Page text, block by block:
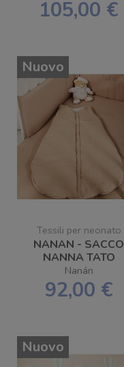
LEGNO PER COMÒ
105,00 €
Nuovo
Tessili per neonato
NANAN - SACCO
NANNA TATO
ESTIVO TOG 1 0-6
MESI
Nanán
92,00 €
Nuovo